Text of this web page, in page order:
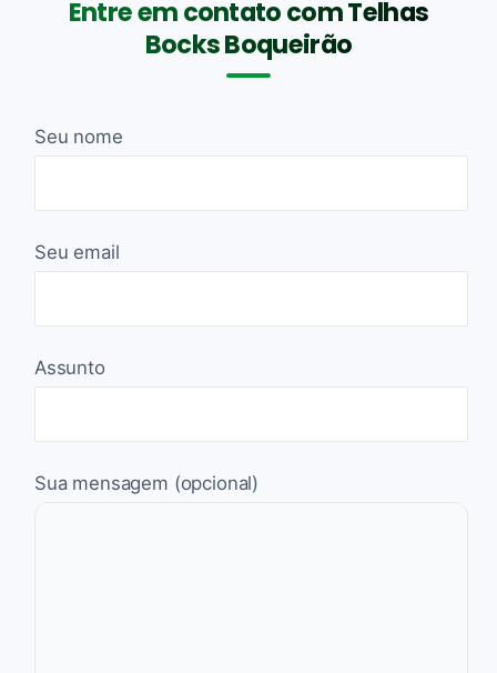
Entre em contato com Telhas
Bocks Boqueirão
Seu nome
Seu email
Assunto
Sua mensagem (opcional)